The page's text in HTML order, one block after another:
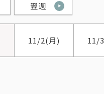
翌週
11/2(月) 11/3